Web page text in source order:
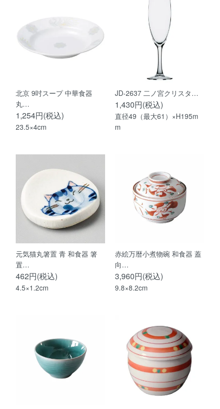
北京 9吋スープ 中華食器
丸…
1,254円(税込)
23.5×4cm
JD-2637 二ノ宮クリスタ…
1,430円(税込)
直径49（最大61）×H195m
m
元気猫丸箸置 青 和食器 箸
置…
462円(税込)
4.5×1.2cm
赤絵万暦小煮物碗 和食器 蓋
向…
3,960円(税込)
9.8×8.2cm